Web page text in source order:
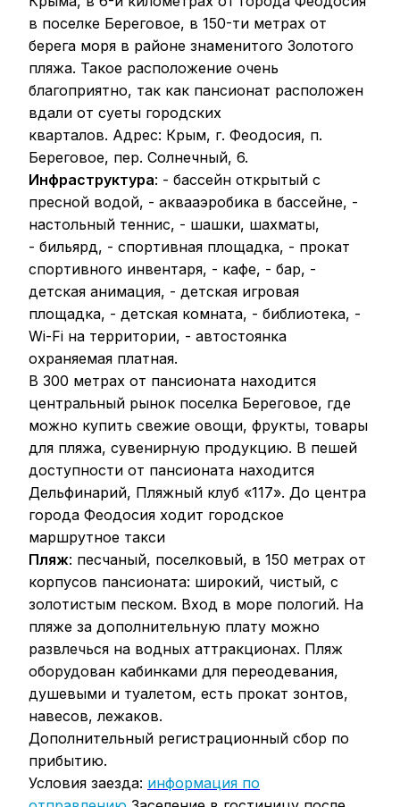
в поселке Береговое, в 150-ти метрах от
берега моря в районе знаменитого Золотого
пляжа. Такое расположение очень
благоприятно, так как пансионат расположен
вдали от суеты городских
кварталов. Адрес: Крым, г. Феодосия, п.
Береговое, пер. Солнечный, 6.
Инфраструктура: - бассейн открытый с
пресной водой, - аквааэробика в бассейне, -
настольный теннис, - шашки, шахматы,
- бильярд, - спортивная площадка, - прокат
спортивного инвентаря, - кафе, - бар, -
детская анимация, - детская игровая
площадка, - детская комната, - библиотека, -
Wi-Fi на территории, - автостоянка
охраняемая платная.
В 300 метрах от пансионата находится
центральный рынок поселка Береговое, где
можно купить свежие овощи, фрукты, товары
для пляжа, сувенирную продукцию. В пешей
доступности от пансионата находится
Дельфинарий, Пляжный клуб «117». До центра
города Феодосия ходит городское
маршрутное такси
Пляж: песчаный, поселковый, в 150 метрах от
корпусов пансионата: широкий, чистый, с
золотистым песком. Вход в море пологий. На
пляже за дополнительную плату можно
развлечься на водных аттракционах. Пляж
оборудован кабинками для переодевания,
душевыми и туалетом, есть прокат зонтов,
навесов, лежаков.
Дополнительный регистрационный сбор по
прибытию.
Условия заезда: информация по